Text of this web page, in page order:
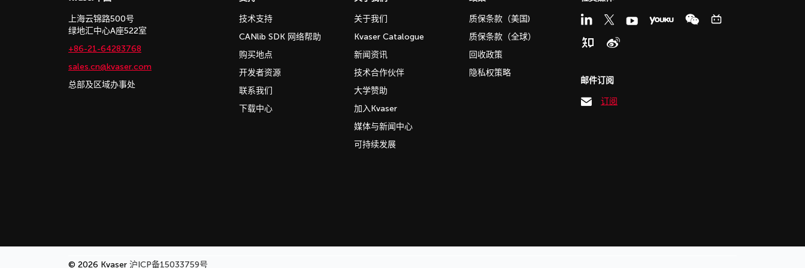
上海云锦路500号
绿地汇中心A座522室
+86-21-64283768
sales.cn@kvaser.com
总部及区域办事处
技术支持
CANlib SDK 网络帮助
购买地点
开发者资源
联系我们
下载中心
关于我们
Kvaser Catalogue
新闻资讯
技术合作伙伴
大学赞助
加入Kvaser
媒体与新闻中心
可持续发展
质保条款（美国)
质保条款（全球）
回收政策
隐私权策略
邮件订阅
订阅
© 2026 Kvaser 沪ICP备15033759号